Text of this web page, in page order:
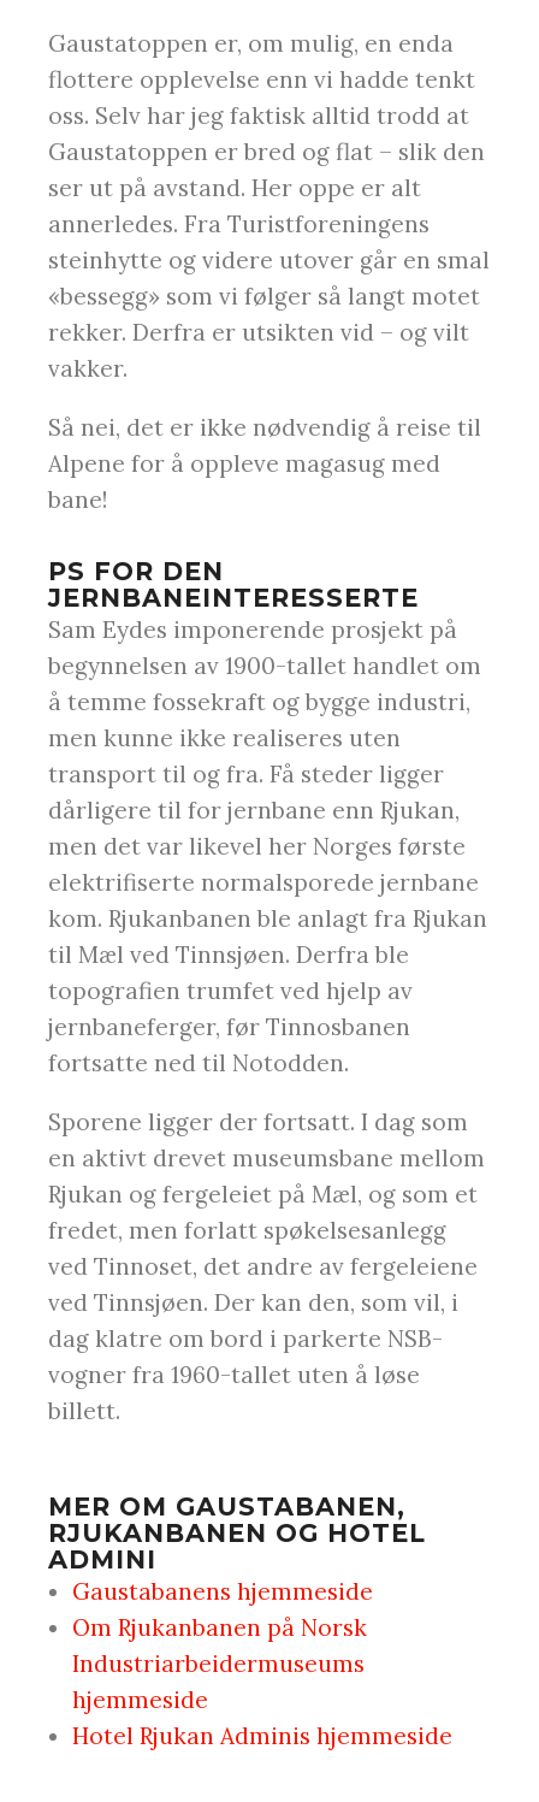
Gaustatoppen er, om mulig, en enda
flottere opplevelse enn vi hadde tenkt
oss. Selv har jeg faktisk alltid trodd at
Gaustatoppen er bred og flat – slik den
ser ut på avstand. Her oppe er alt
annerledes. Fra Turistforeningens
steinhytte og videre utover går en smal
«bessegg» som vi følger så langt motet
rekker. Derfra er utsikten vid – og vilt
vakker.
Så nei, det er ikke nødvendig å reise til
Alpene for å oppleve magasug med
bane!
PS FOR DEN
JERNBANEINTERESSERTE
Sam Eydes imponerende prosjekt på
begynnelsen av 1900-tallet handlet om
å temme fossekraft og bygge industri,
men kunne ikke realiseres uten
transport til og fra. Få steder ligger
dårligere til for jernbane enn Rjukan,
men det var likevel her Norges første
elektrifiserte normalsporede jernbane
kom. Rjukanbanen ble anlagt fra Rjukan
til Mæl ved Tinnsjøen. Derfra ble
topografien trumfet ved hjelp av
jernbaneferger, før Tinnosbanen
fortsatte ned til Notodden.
Sporene ligger der fortsatt. I dag som
en aktivt drevet museumsbane mellom
Rjukan og fergeleiet på Mæl, og som et
fredet, men forlatt spøkelsesanlegg
ved Tinnoset, det andre av fergeleiene
ved Tinnsjøen. Der kan den, som vil, i
dag klatre om bord i parkerte NSB-
vogner fra 1960-tallet uten å løse
billett.
MER OM GAUSTABANEN,
RJUKANBANEN OG HOTEL
ADMINI
Gaustabanens hjemmeside
Om Rjukanbanen på Norsk
Industriarbeidermuseums
hjemmeside
Hotel Rjukan Adminis hjemmeside